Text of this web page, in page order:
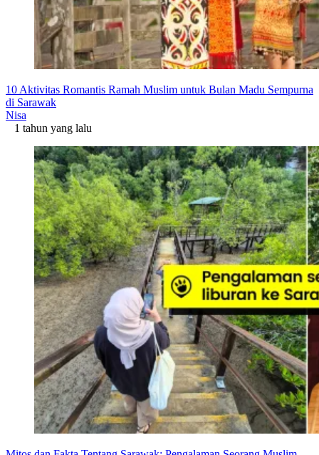
10 Aktivitas Romantis Ramah Muslim untuk Bulan Madu Sempurna
di Sarawak
Nisa
1 tahun yang lalu